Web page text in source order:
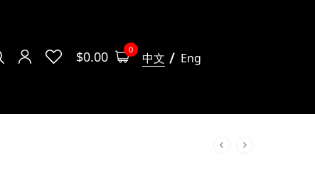
$0.00 0
中文 Eng